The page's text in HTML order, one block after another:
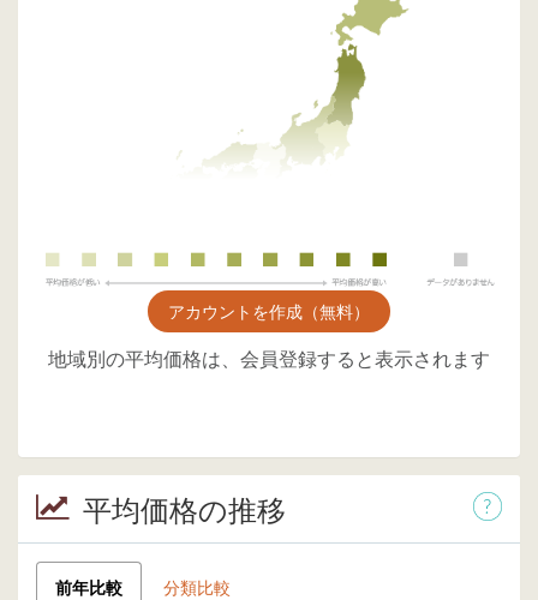
アカウントを作成（無料）
地域別の平均価格は、会員登録すると表示されます
平均価格の推移
前年比較 分類比較